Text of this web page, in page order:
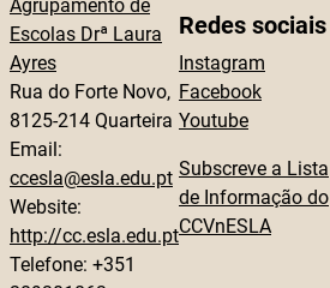
Agrupamento de
Escolas Drª Laura
Ayres
Rua do Forte Novo,
8125-214 Quarteira
Email:
ccesla@esla.edu.pt
Website:
http://cc.esla.edu.pt
Telefone: +351
Redes sociais
Instagram
Facebook
Youtube
Subscreve a Lista
de Informação do
CCVnESLA